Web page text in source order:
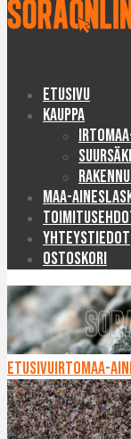
Etusivu
Kauppa
Maa-
Yhteystiedot
Ostoskori
EtusivuIrtomaa-